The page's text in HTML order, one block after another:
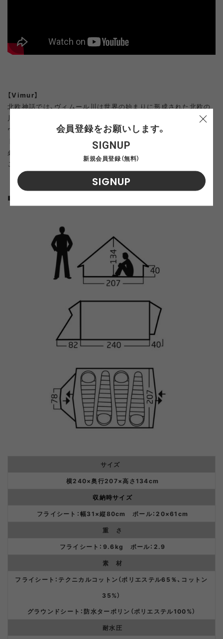
【Vimur】
北欧神話では、ヴィムール川は世界の始まりに形成された北欧の
川の中で最大のものとされています。
ヴィムール川は、トールとガイルロッドの物語に登場する。
トールはガイルロッドの住まいに行くためにヴィムール川を渡る
必要があった。
この川の力はトールを押し流してしまいそうだった。
■Floor plan
サイズ
横240×奥行207×高さ134cm
収納時サイズ
フライシート：幅31×縦80cm ポール：20×61cm
重 さ
フライシート：9.6kg ポール：2.9
素 材
フライシート：テクニカルコットン（ポリエステル65％、コットン
35%）
グラウンドシート：防水ターポリン（ポリエステル100%）
耐水圧
会員登録をお願いします。
SIGNUP
新規会員登録（無料）
SIGNUP